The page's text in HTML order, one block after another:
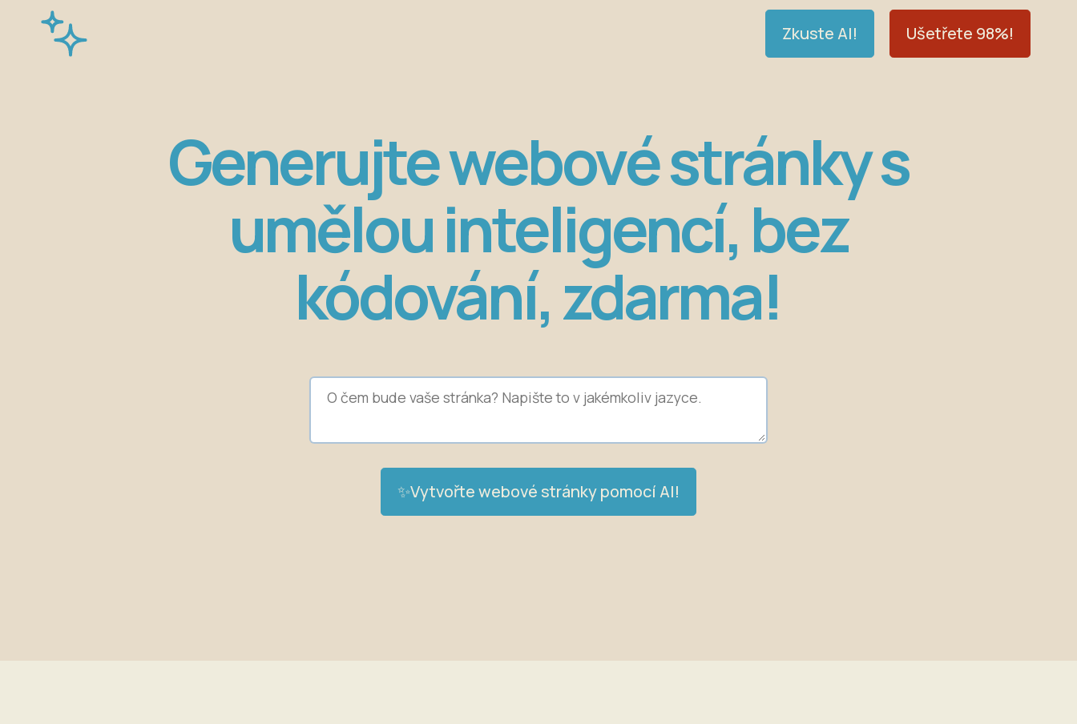
Zkuste AI! Ušetřete 98%!
Generujte webové stránky s
umělou inteligencí, bez
kódování, zdarma!
✨Vytvořte webové stránky pomocí AI!